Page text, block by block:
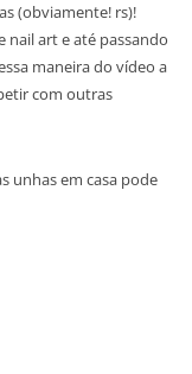
(obviamente! rs)!
nail art e até passando
maneira do vídeo a
com outras
unhas em casa pode